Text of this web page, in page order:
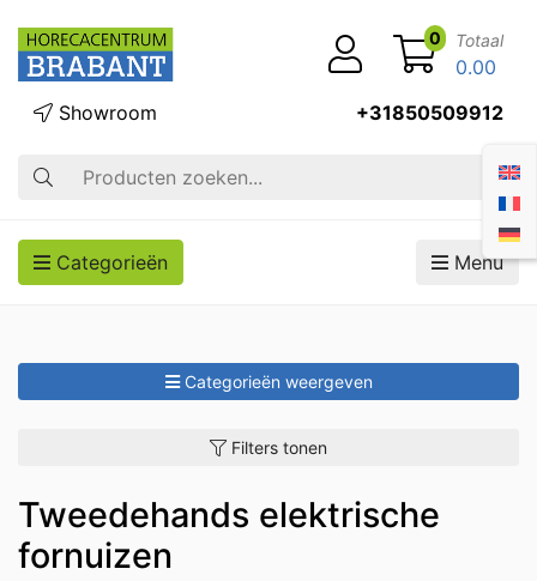
Zoek op
Showroom +31850509912
0 Totaal
0.00
Categorieën Menu
Categorieën weergeven
Filters tonen
Tweedehands elektrische
fornuizen